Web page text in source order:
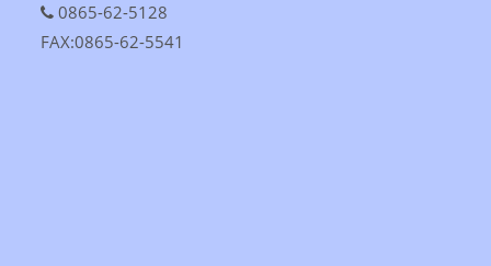
0865-62-5128
FAX:0865-62-5541